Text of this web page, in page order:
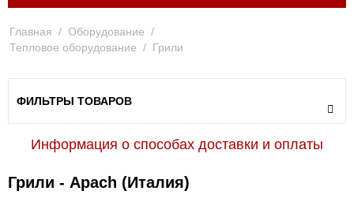
Главная / Оборудование /
Тепловое оборудование / Грили
ФИЛЬТРЫ ТОВАРОВ
Информация о способах доставки и оплаты
Грили - Apach (Италия)